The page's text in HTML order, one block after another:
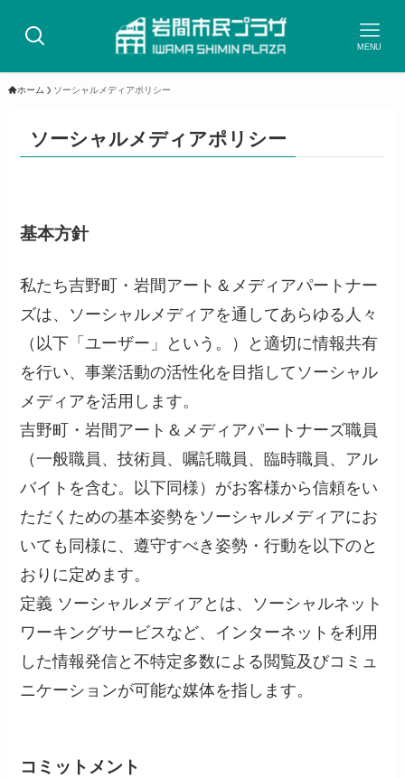
MENU
ホーム ソーシャルメディアポリシー
ソーシャルメディアポリシー
基本方針
私たち吉野町・岩間アート＆メディアパートナー
ズは、ソーシャルメディアを通してあらゆる人々
（以下「ユーザー」という。）と適切に情報共有
を行い、事業活動の活性化を目指してソーシャル
メディアを活用します。
吉野町・岩間アート＆メディアパートナーズ職員
（一般職員、技術員、嘱託職員、臨時職員、アル
バイトを含む。以下同様）がお客様から信頼をい
ただくための基本姿勢をソーシャルメディアにお
いても同様に、遵守すべき姿勢・行動を以下のと
おりに定めます。
定義 ソーシャルメディアとは、ソーシャルネット
ワーキングサービスなど、インターネットを利用
した情報発信と不特定多数による閲覧及びコミュ
ニケーションが可能な媒体を指します。
コミットメント